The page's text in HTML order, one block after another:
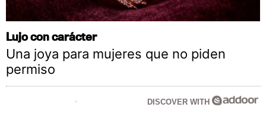
Lujo con carácter
Una joya para mujeres que no piden
permiso
DISCOVER WITH